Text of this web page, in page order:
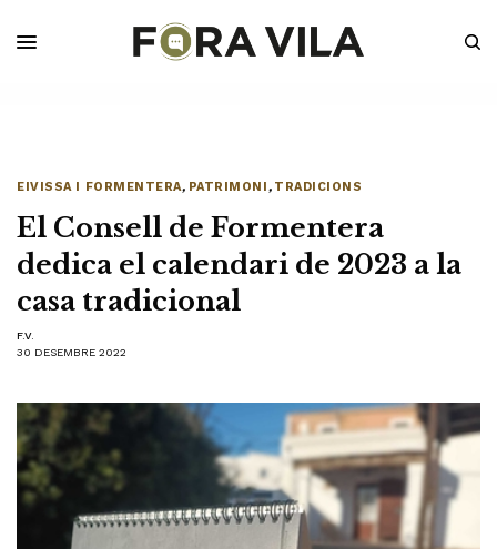
EIVISSA I FORMENTERA, PATRIMONI , TRADICIONS
El Consell de Formentera
dedica el calendari de 2023 a la
casa tradicional
F.V.
30 DESEMBRE 2022